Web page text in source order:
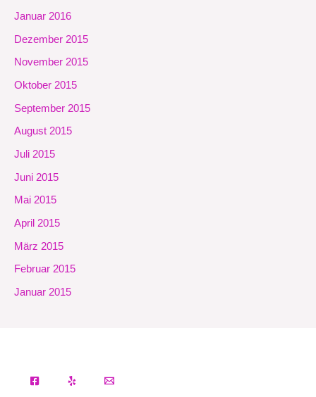
Januar 2016
Dezember 2015
November 2015
Oktober 2015
September 2015
August 2015
Juli 2015
Juni 2015
Mai 2015
April 2015
März 2015
Februar 2015
Januar 2015